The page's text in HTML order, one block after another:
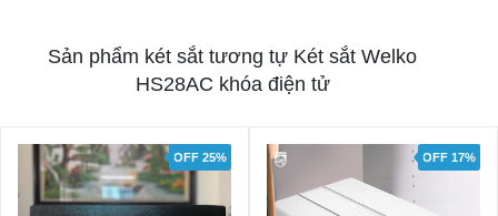
Sản phẩm két sắt tương tự Két sắt Welko
HS28AC khóa điện tử
OFF 25% OFF 17%